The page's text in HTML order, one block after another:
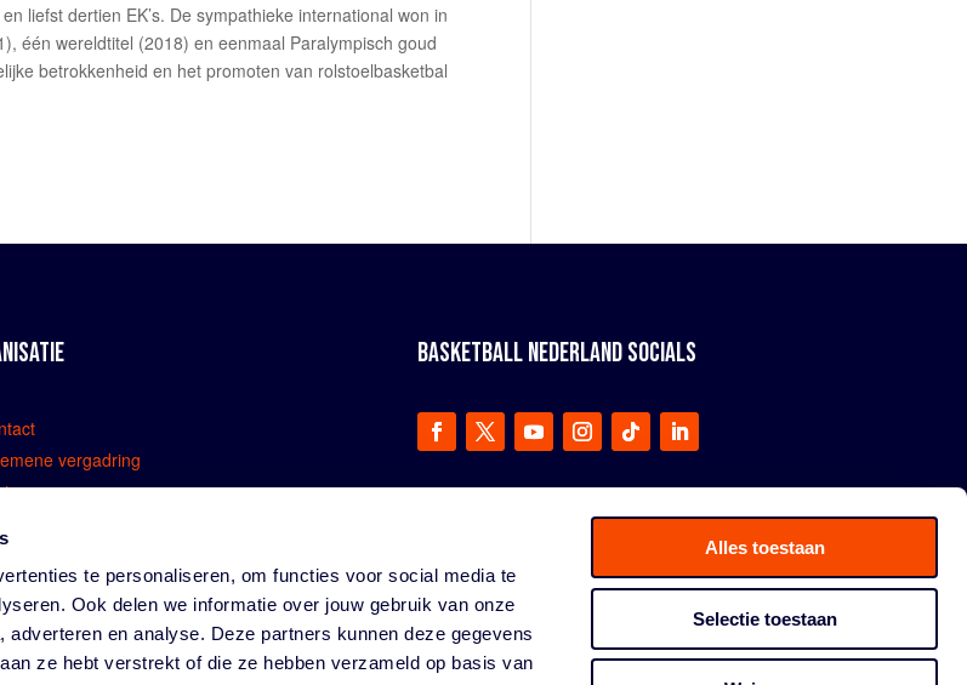
te personaliseren, om functies voor social media te
Ook delen we informatie over jouw gebruik van onze
en analyse. Deze partners kunnen deze gegevens
ze hebt verstrekt of die ze hebben verzameld op basis van
Alles toestaan
Selectie toestaan
liefst dertien EK’s. De sympathieke international won in
één wereldtitel (2018) en eenmaal Paralympisch goud
betrokkenheid en het promoten van rolstoelbasketbal
vergadring
BASKETBALL NEDERLAND SOCIALS